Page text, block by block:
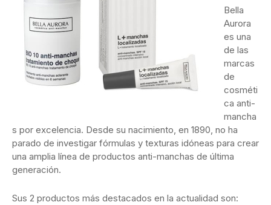
Bella
Aurora
es una
de las
marcas
de
cosméti
ca anti-
mancha
s por excelencia. Desde su nacimiento, en 1890, no ha
parado de investigar fórmulas y texturas idóneas para crear
una amplia línea de productos anti-manchas de última
generación.
Sus 2 productos más destacados en la actualidad son: